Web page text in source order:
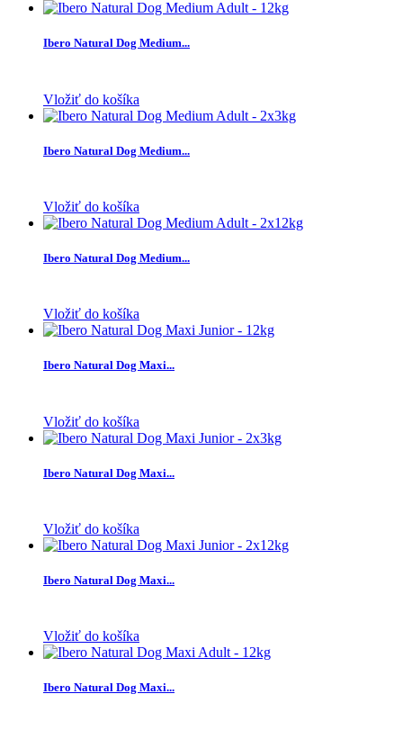
Ibero Natural Dog Medium...
Vložiť do košíka
Ibero Natural Dog Medium...
Vložiť do košíka
Ibero Natural Dog Medium...
Vložiť do košíka
Ibero Natural Dog Maxi...
Vložiť do košíka
Ibero Natural Dog Maxi...
Vložiť do košíka
Ibero Natural Dog Maxi...
Vložiť do košíka
Ibero Natural Dog Maxi...